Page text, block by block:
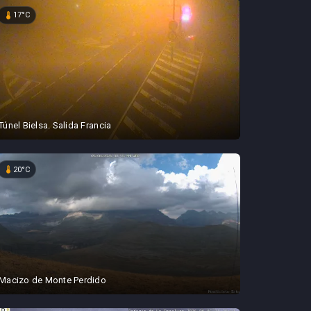
device_thermostat 17°C
Bielsa. Salida Francia
device_thermostat 20°C
de Monte Perdido